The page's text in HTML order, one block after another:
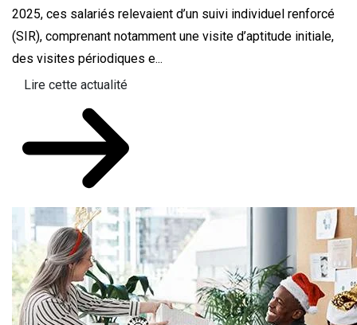
2025, ces salariés relevaient d’un suivi individuel renforcé
(SIR), comprenant notamment une visite d’aptitude initiale,
des visites périodiques e...
Lire cette actualité